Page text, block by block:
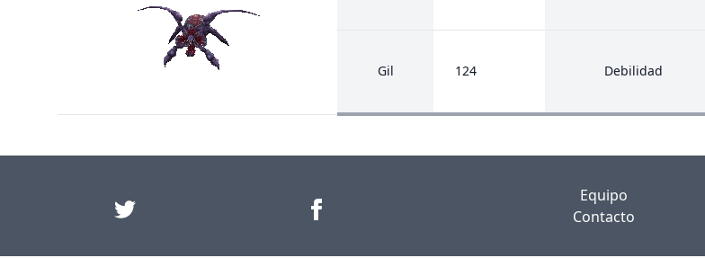
Gil 124 Debilidad
Equipo
Contacto